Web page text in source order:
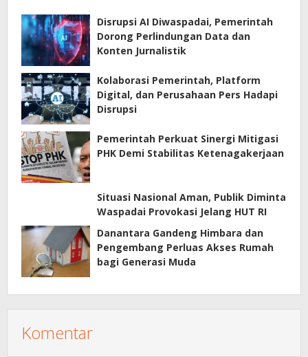
Disrupsi AI Diwaspadai, Pemerintah
Dorong Perlindungan Data dan
Konten Jurnalistik
Kolaborasi Pemerintah, Platform
Digital, dan Perusahaan Pers Hadapi
Disrupsi
Pemerintah Perkuat Sinergi Mitigasi
PHK Demi Stabilitas Ketenagakerjaan
Situasi Nasional Aman, Publik Diminta
Waspadai Provokasi Jelang HUT RI
Danantara Gandeng Himbara dan
Pengembang Perluas Akses Rumah
bagi Generasi Muda
Komentar